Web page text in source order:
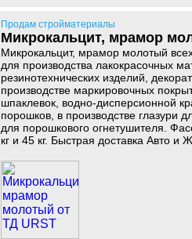
Продам стройматериалы
Микрокальцит, мрамор
Микрокальцит, мрамор молотый
для производства лакокрасочных
резинотехнических изделий,
производстве маркировочных
шпаклевок, водно-дисперсионной
порошков, в производстве глазури
для порошкового огнетушителя.
кг и 45 кг. Быстрая доставка Авто